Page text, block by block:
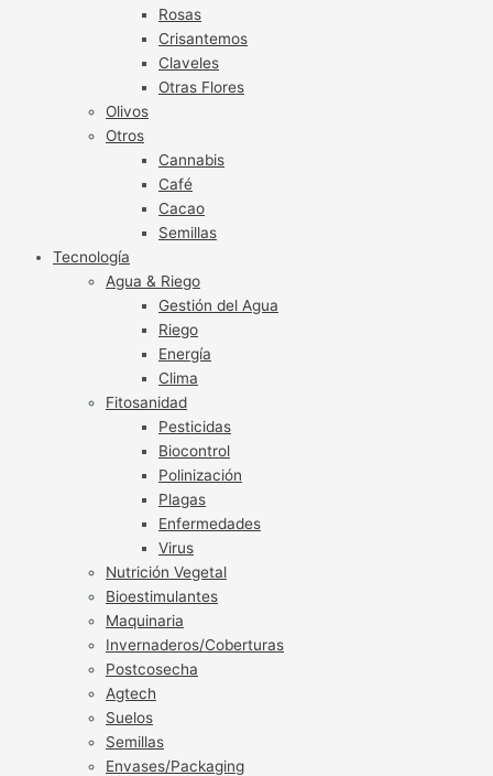
Rosas
Crisantemos
Claveles
Otras Flores
Olivos
Otros
Cannabis
Café
Cacao
Semillas
Tecnología
Agua & Riego
Gestión del Agua
Riego
Energía
Clima
Fitosanidad
Pesticidas
Biocontrol
Polinización
Plagas
Enfermedades
Virus
Nutrición Vegetal
Bioestimulantes
Maquinaria
Invernaderos/Coberturas
Postcosecha
Agtech
Suelos
Semillas
Envases/Packaging